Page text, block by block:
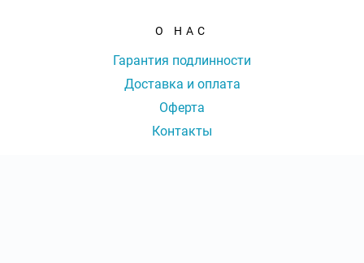
О НАС
Гарантия подлинности
Доставка и оплата
Оферта
Контакты